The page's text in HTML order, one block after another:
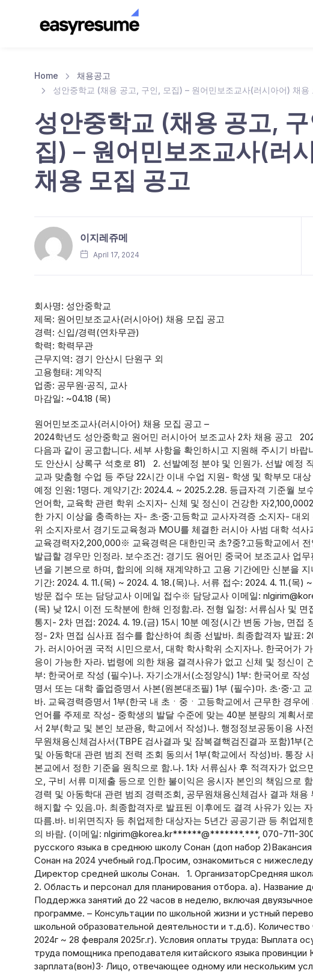
Home
채용공고
성안중학교 (채용 공고, 구인, 모집) – 원어민보조교사(러시아어) 채용
성안중학교 (채용 공고,
집) – 원어민보조교사(러
채용 모집 공고
이지레쥬메
April 17, 2024
회사명: 성안중학교
제목: 원어민보조교사(러시아어) 채용 모집 공고
경력: 신입/경력(연차무관)
학력: 학력무관
근무지역: 경기 안산시 단원구 외
고용형태: 계약직
업종: 공무원·공직, 교사
마감일: ~04.18 (목)
원어민보조교사(러시아어) 채용 모집 공고 –
2024학년도 성안중학교 원어민 러시아어 보조교사 2차 채용 공고
다음과 같이 공고합니다. 세부 사항을 확인하시고 지원해 주시기 바
도 안산시 상록구 석호로 81) 2. 선발예정 분야 및 인원가. 선발 예정
교과 맞춤형 수업 등 주당 22시간 이내 수업 지원- 학생 및 학부모 대
예정 인원: 1명다. 계약기간: 2024.4. ~ 2025.2.28. 등급자격 기준월
언어학, 교육학 관련 학위 소지자- 신체 및 정신이 건강한 자
한 가지 이상을 충족하는 자- 초·중·고등학교 교사자격증 소지자- 대
위 소지자로서 경기도교육청과 MOU를 체결한 러시아 사범 대학 석
교육경력자2,200,000※ 교육경력은 대한민국 초?중?고등학교에서
발급할 경우만 인정라. 보수조건: 경기도 원어민 중국어 보조교사 업
년을 기본으로 하며, 합의에 의해 재계약하고 고용 기간에만 신분을
기간: 2024. 4. 11.(목) ~ 2024. 4. 18.(목)나. 서류 접수: 2024. 4. 11.(목
방문 접수 또는 담당교사 이메일 접수※ 담당교사 이메일:
(목) 낮 12시 이전 도착분에 한해 인정함.라. 전형 일정: 서류심사 및
통지- 2차 면접: 2024. 4. 19.(금) 15시 10분 예정(시간 변동 가능, 면
정- 2차 면접 심사표 점수를 합산하여 최종 선발바. 최종합격자 발표:
가. 러시아어권 국적 시민으로서, 대학 학사학위 소지자나. 한국어가
응이 가능한 자라. 법령에 의한 채용 결격사유가 없고 신체 및 정신
부: 한국어로 작성 (필수)나. 자기소개서(소정양식) 1부: 한국어로 작
명서 또는 대학 졸업증명서 사본(원본대조필) 1부 (필수)마. 초·중·고
바. 교육경력증명서 1부(한국 내 초ㆍ중ㆍ고등학교에서 근무한 경우
언어를 주제로 작성- 중학생의 발달 수준에 맞는 40분 분량의 계획
서 2부(학교 및 본인 보관용, 학교에서 작성)나. 행정정보공동이용 사
무원채용신체검사서(TBPE 검사결과 및 잠복결핵검진결과 포함)1부
및 아동학대 관련 범죄 전력 조회 동의서 1부(학교에서 작성)바. 통장
본교에서 정한 기준을 원칙으로 함.나. 1차 서류심사 후 적격자가 없
오, 구비 서류 미제출 등으로 인한 불이익은 응시자 본인의 책임으로
경력 및 아동학대 관련 범죄 경력조회, 공무원채용신체검사 결과 채
해지할 수 있음.마. 최종합격자로 발표된 이후에도 결격 사유가 있는
따름.바. 비위면직자 등 취업제한 대상자는 5년간 공공기관 등 취업
의 바람. (이메일: nlgirim@korea.kr******@*******.***, 070-711-
русского языка в среднюю школу Сонан (доп набор
Сонан на 2024 учебный год.Просим, ознакомиться с
Директор средней школы Сонан. 1. ОрганизаторСредняя
2. Область и персонал для планирования отбора. а). Название
Поддержка занятий до 22 часов в неделю, включая
программе. – Консультации по школьной жизни и устный
школьной образовательной деятельности и т.д.б).
2024г ~ 28 февраля 2025г.г). Условия оплаты труда: Выплата
труда помощника преподавателя китайского языка
зарплата(вон)3· Лицо, отвечающее одному или нескольким